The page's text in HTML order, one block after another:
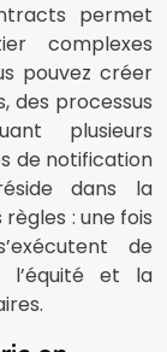
permet
complexes
pouvez créer
des processus
plusieurs
de notification
dans la
: une fois
de
l’équité et la